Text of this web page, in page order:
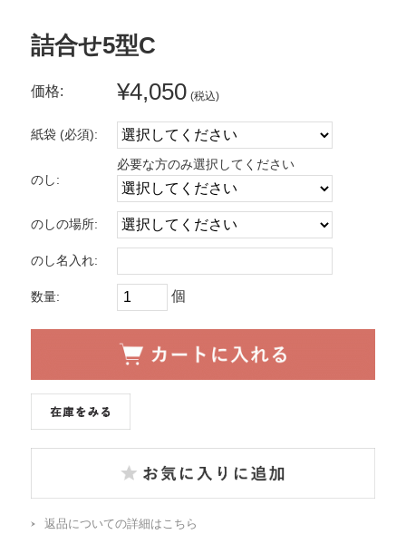
詰合せ5型C
価格: ¥4,050 (税込)
紙袋 (必須):
のし:
必要な方のみ選択してください
のしの場所:
のし名入れ:
数量: 個
返品についての詳細はこちら